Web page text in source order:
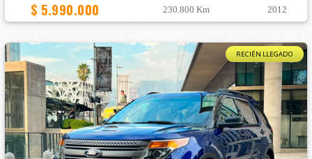
$ 5.990.000 230.800 Km 2012
RECIÉN LLEGADO